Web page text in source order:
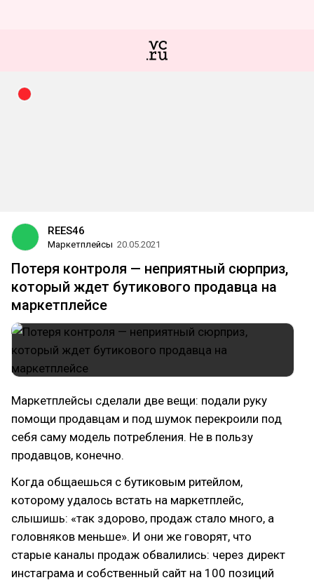
REES46
Маркетплейсы 20.05.2021
Потеря контроля — неприятный сюрприз,
который ждет бутикового продавца на
маркетплейсе
Маркетплейсы сделали две вещи: подали руку
помощи продавцам и под шумок перекроили под
себя саму модель потребления. Не в пользу
продавцов, конечно.
Когда общаешься с бутиковым ритейлом,
которому удалось встать на маркетплейс,
слышишь: «так здорово, продаж стало много, а
головняков меньше». И они же говорят, что
старые каналы продаж обвалились: через директ
инстаграма и собственный сайт на 100 позиций